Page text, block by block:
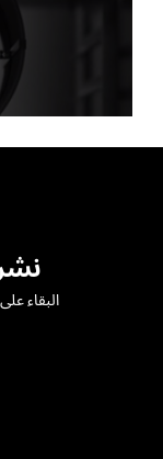
البقاء